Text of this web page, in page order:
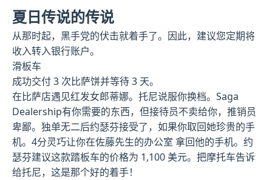
夏日传说的传说
从那时起，黑手党的伏击就着手了。因此，建议您定期将
收入转入银行账户。
滑板车
成功交付 3 次比萨饼并等待 3 天。
在比萨店遇见红发女郎蒂娜。托尼说服你换档。Saga
Dealership有你需要的东西，但接待员不卖给你，推销员
卑鄙。独单无二后约瑟芬接受了，如果你取回她珍贵的手
机。4分灵巧让你在佐藤先生的办公室 拿回他的手机。约
瑟芬建议这款踏板车的价格为 1,100 美元。把摩托车告诉
给托尼，这是那个好的着手！